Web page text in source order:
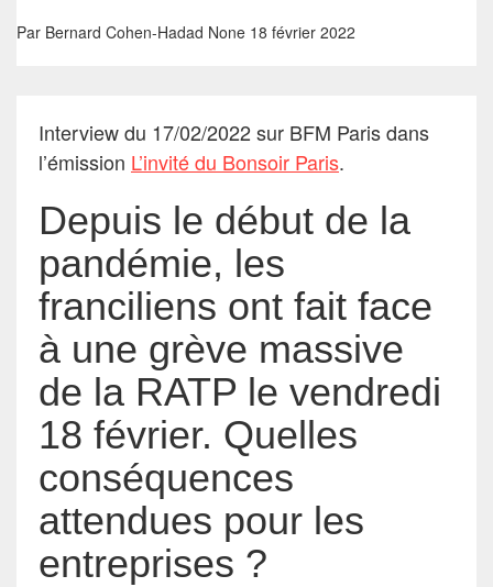
Par Bernard Cohen-Hadad None 18 février 2022
Interview du 17/02/2022 sur BFM Paris dans
l’émission L’invité du Bonsoir Paris.
Depuis le début de la
pandémie, les
franciliens ont fait face
à une grève massive
de la RATP le vendredi
18 février. Quelles
conséquences
attendues pour les
entreprises ?